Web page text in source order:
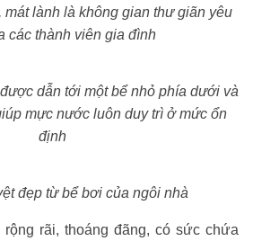
lành là không gian thư giãn yêu
các thành viên gia đình
dẫn tới một bể nhỏ phía dưới và
mực nước luôn duy trì ở mức ổn
định
đẹp từ bể bơi của ngôi nhà
rãi, thoáng đãng, có sức chứa